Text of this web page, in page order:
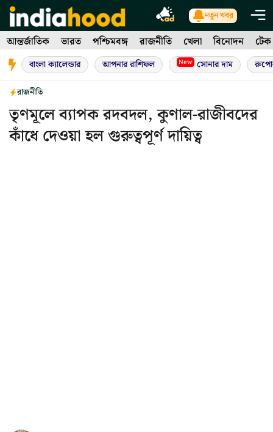
Skip
to
content
নতুন খবর
আন্তর্জাতিক ভারত পশ্চিমবঙ্গ রাজনীতি খেলা বিনোদন টেক
বাংলা ক্যালেন্ডার আপনার রাশিফল New সোনার দাম
রাজনীতি
তৃণমূলে ব্যাপক রদবদল, কুণাল-রাজীবদের
কাঁধে দেওয়া হল গুরুত্বপূর্ণ দায়িত্ব